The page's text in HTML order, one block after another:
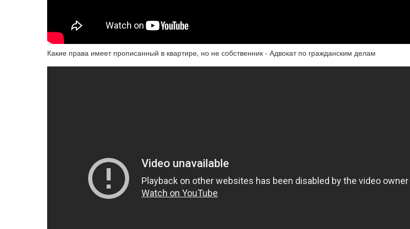
Какие права имеет прописанный в квартире, но не собственник - Адвокат по гражданским делам